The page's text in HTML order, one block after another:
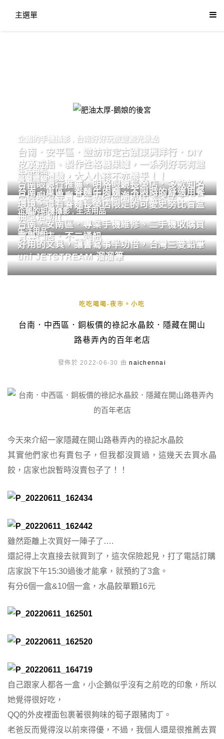
主選單
肥油太厚-鵝娘的後宮
企鵝的手機攝影 台南好好玩旅遊觀光景點
台南．安平區．遊訪市定古蹟東興洋行．DIY
皮革戒指、製作性格糖果罐，一系列好玩有趣
的手作體驗，大人小孩不亦樂乎！！
生活用品
台南眼鏡行推薦．明格眼鏡長榮店．多款知名
品牌眼鏡專賣．掌握時尚潮流配鏡美學。
餐廳體驗
台南．東區．眷麵牛肉麵．不限時的舒適用餐
環境．還有眷麵長榮店限定的可愛史努比盲盒
抽獎活動!!
企鵝的相機攝影,生活用品
台南．安南區．專業手機維修、二手機收購買
賣專門店．不二通訊
生活用品
好用的文具，讓書寫事半功倍，台灣三菱鉛筆
uni JETSTREAM 溜溜筆
吃吃喝喝-夜市。小吃
台南．中西區．銅板價的祿記水晶餃．隱藏在開山
路巷弄內的百年老店
發佈於 2022-06-30 由naichennai
今天來介紹一家隱藏在開山路巷弄內的祿記水晶餃
其實他們家也有賣包子，但我都沒買過，這幾天去買水晶
餃，店家也說暫時沒賣包子了！！
雖然距離上次買好一陣子了….
還記得上次直接去就買到了，這次保險起見，打了電話訂購
店家說下午15:30過後才能拿，就預約了3盒。
有分6個一盒&10個一盒，水晶餃單顆16元
自己跟家人都各一盒，小企鵝似乎沒有之前吃的印象，所以
她覺得很好吃，
QQ的外皮裡面包裹著很夠味的筍子跟豬肉丁。
老爸反而覺得沒以前來得優，不過，我個人還是很推薦去買